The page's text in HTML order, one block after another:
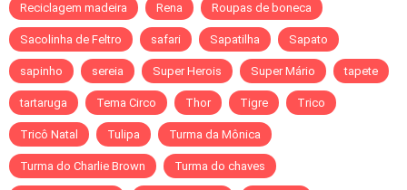
Reciclagem madeira Rena Roupas de boneca
Sacolinha de Feltro safari Sapatilha Sapato
sapinho sereia Super Herois Super Mário tapete
tartaruga Tema Circo Thor Tigre Trico
Tricô Natal Tulipa Turma da Mônica
Turma do Charlie Brown Turma do chaves